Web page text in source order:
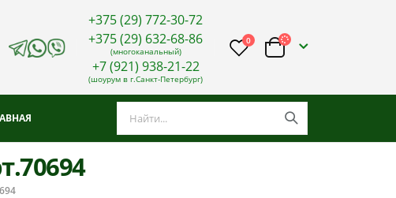
+375 (29) 772-30-72
+375 (29) 632-68-86
(многоканальный)
+7 (921) 938-21-22
(шоурум в г.Санкт-Петербург)
0